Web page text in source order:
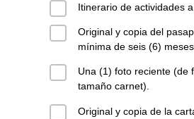
Itinerario de actividades
Original y copia del
mínima de seis (6) meses.
Una (1) foto reciente (de
tamaño carnet).
Original y copia de la